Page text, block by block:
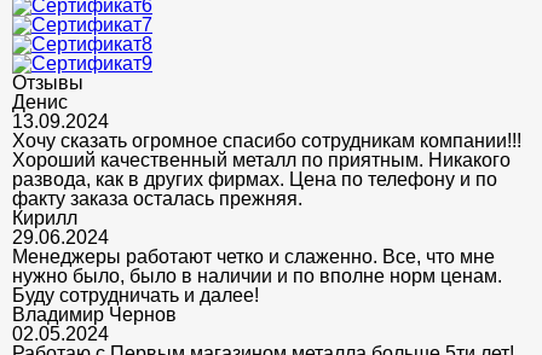
Отзывы
Денис
13.09.2024
Хочу сказать огромное спасибо сотрудникам компании!!!
Хороший качественный металл по приятным. Никакого
развода, как в других фирмах. Цена по телефону и по
факту заказа осталась прежняя.
Кирилл
29.06.2024
Менеджеры работают четко и слаженно. Все, что мне
нужно было, было в наличии и по вполне норм ценам.
Буду сотрудничать и далее!
Владимир Чернов
02.05.2024